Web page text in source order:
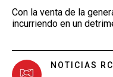
Con la venta de la
incurriendo en un
NOTICIAS